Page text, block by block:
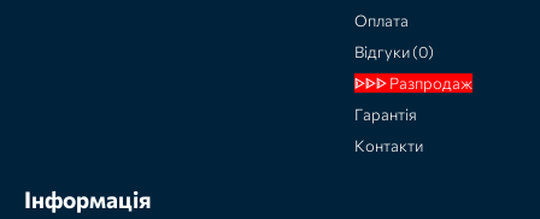
Оплата
Відгуки (0)
ᐈᐈᐈ Разпродаж
Гарантія
Контакти
Інформація